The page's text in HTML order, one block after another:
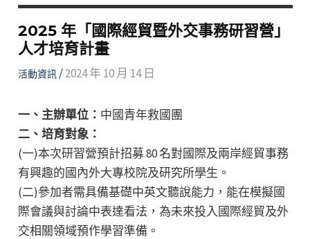
2025 年「國際經貿暨外交事務研習營」
人才培育計畫
活動資訊/2024 年 10 月 14 日
一、主辦單位： 中國青年救國團
二、培育對象：
(一)本次研習營預計招募 80 名對國際及兩岸經貿事務
有興趣的國內外大專校院及研究所學生。
(二)參加者需具備基礎中英文聽說能力，能在模擬國
際會議與討論中表達看法，為未來投入國際經貿及外
交相關領域預作學習準備。